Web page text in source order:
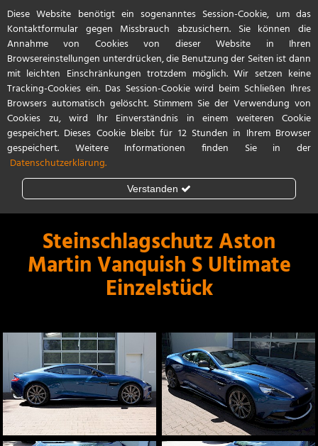
Start Referenzen Kontakt / Anfahrt
Lackschutzfolie
Teilfolierung
Aston Martin
weitere Marken
Fahrzeugbeschriftungen
Beschriftungen und Schilder
Steinschlagschutz Aston
Martin Vanquish S Ultimate
Einzelstück
Diese Website benötigt ein sogenanntes Session-Cookie, um das
Kontaktformular gegen Missbrauch abzusichern. Sie können die
Annahme von Cookies von dieser Website in Ihren
Browsereinstellungen unterdrücken, die Benutzung der Seiten ist dann
mit leichten Einschränkungen trotzdem möglich. Wir setzen keine
Tracking-Cookies ein. Das Session-Cookie wird beim Schließen Ihres
Browsers automatisch gelöscht. Stimmem Sie der Verwendung von
Cookies zu, wird Ihr Einverständnis in einem weiteren Cookie
gespeichert. Dieses Cookie bleibt für 12 Stunden in Ihrem Browser
gespeichert. Weitere Informationen finden Sie in der
Datenschutzerklärung.
Verstanden